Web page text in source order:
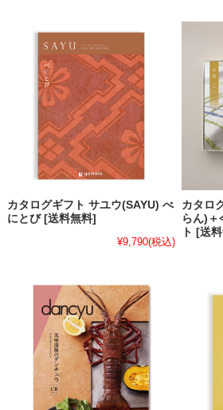
カタログギフト サユウ(SAYU) べ
にとび [送料無料]
¥9,790(税込)
カタロ
らん)＋
ト [送